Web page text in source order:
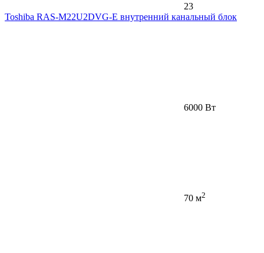
23
Toshiba RAS-M22U2DVG-E внутренний канальный блок
6000 Вт
70 м2